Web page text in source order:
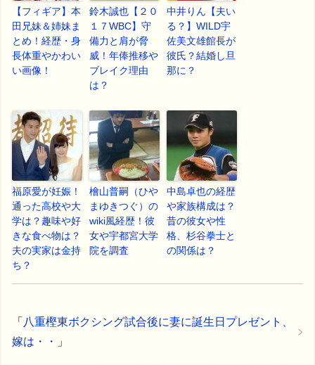
【フィギア】本
田兄妹＆姉妹ま
とめ！経歴・身
長体重やかわい
い画像！
鈴木誠也【２０
１７WBC】守
備力と肩が脅
威！年俸推移や
ブレイク理由
は？
中井りん【夫い
る？】WILD宇
佐美文雄館長が
彼氏？結婚し旦
那に？
福原愛が妊娠！
通った高校や大
学は？趣味や好
きな食べ物は？
夫の実家は金持
ち？
檜山普嗣（ひや
まゆきつぐ）の
wiki風経歴！彼
女や宇都宮大学
院を調査
中島卓也の経歴
や家族構成は？
昔の彼女や性
格、杉谷拳士と
の関係は？
「 八重樫東ボクシング試合後に妻に誕生日プレゼント、
嫁は・・
」